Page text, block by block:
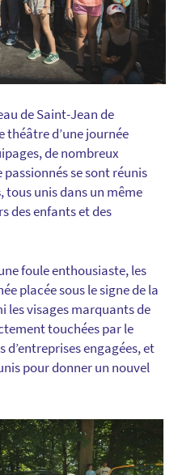
de Saint-Jean de
théâtre d’une journée
de nombreux
se sont réunis
, tous unis dans un même
des enfants et des
foule enthousiaste, les
placée sous le signe de la
les visages marquants de
touchées par le
engagées, et
pour donner un nouvel